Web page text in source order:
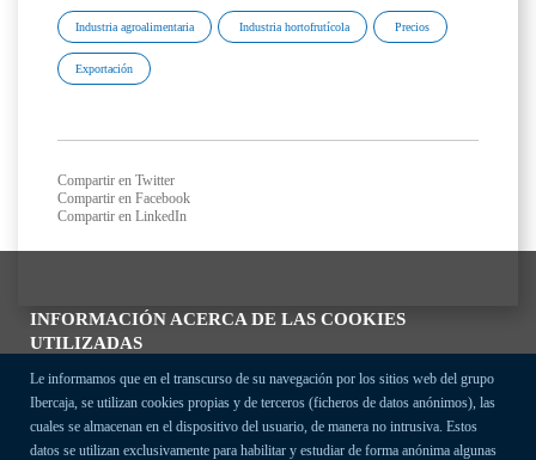
INFORMACIÓN ACERCA DE LAS COOKIES
UTILIZADAS
Le informamos que en el transcurso de su navegación por los sitios web del grupo
Ibercaja, se utilizan cookies propias y de terceros (ficheros de datos anónimos), las
cuales se almacenan en el dispositivo del usuario, de manera no intrusiva. Estos
datos se utilizan exclusivamente para habilitar y estudiar de forma anónima algunas
Industria agroalimentaria Industria hortofrutícola Precios
Exportación
Compartir en Twitter
Compartir en Facebook
Compartir en LinkedIn